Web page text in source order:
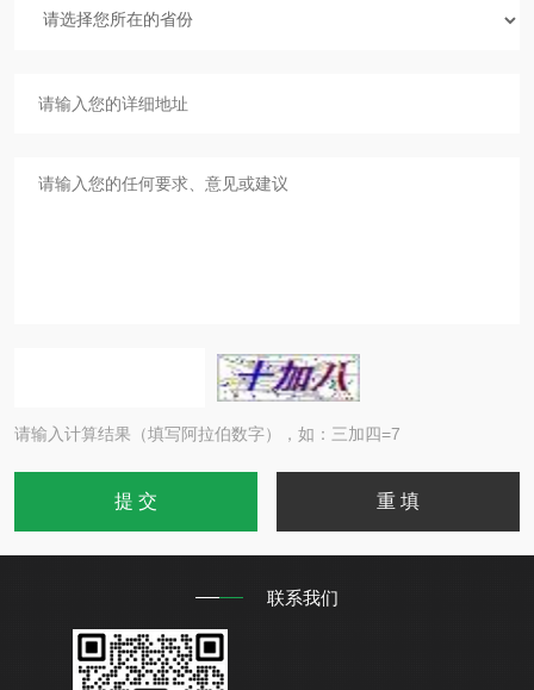
请输入计算结果（填写阿拉伯数字），如：三加四=7
联系我们